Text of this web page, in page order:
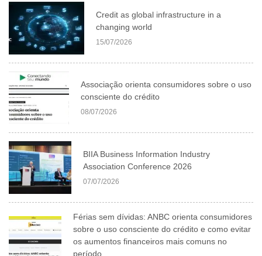
Credit as global infrastructure in a
changing world
15/07/2026
Associação orienta consumidores sobre o uso
consciente do crédito
08/07/2026
BIIA Business Information Industry
Association Conference 2026
07/07/2026
Férias sem dívidas: ANBC orienta consumidores
sobre o uso consciente do crédito e como evitar
os aumentos financeiros mais comuns no
período